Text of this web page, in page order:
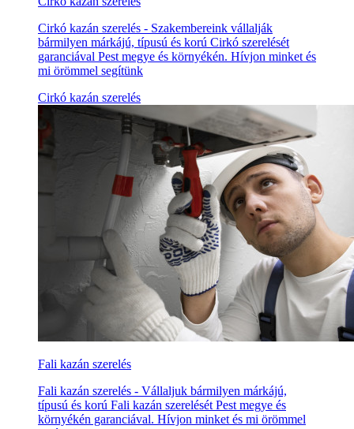
Cirkó kazán szerelés - Szakembereink vállalják
bármilyen márkájú, típusú és korú Cirkó szerelését
garanciával Pest megye és környékén. Hívjon minket és
mi örömmel segítünk
Cirkó kazán szerelés
Fali kazán szerelés
Fali kazán szerelés - Vállaljuk bármilyen márkájú,
típusú és korú Fali kazán szerelését Pest megye és
környékén garanciával. Hívjon minket és mi örömmel